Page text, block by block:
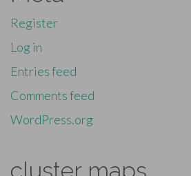
Register
Log in
Entries feed
Comments feed
WordPress.org
cluster maps